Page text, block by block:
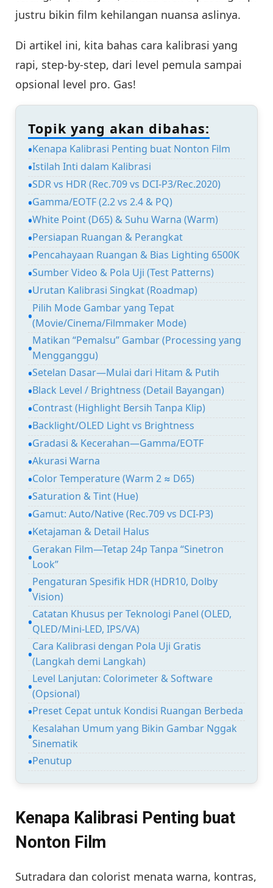
justru bikin film kehilangan nuansa aslinya.
Di artikel ini, kita bahas cara kalibrasi yang
rapi, step-by-step, dari level pemula sampai
opsional level pro. Gas!
Topik yang akan dibahas:
Kenapa Kalibrasi Penting buat Nonton Film
Istilah Inti dalam Kalibrasi
SDR vs HDR (Rec.709 vs DCI-P3/Rec.2020)
Gamma/EOTF (2.2 vs 2.4 & PQ)
White Point (D65) & Suhu Warna (Warm)
Persiapan Ruangan & Perangkat
Pencahayaan Ruangan & Bias Lighting 6500K
Sumber Video & Pola Uji (Test Patterns)
Urutan Kalibrasi Singkat (Roadmap)
Pilih Mode Gambar yang Tepat
(Movie/Cinema/Filmmaker Mode)
Matikan “Pemalsu” Gambar (Processing yang
Mengganggu)
Setelan Dasar—Mulai dari Hitam & Putih
Black Level / Brightness (Detail Bayangan)
Contrast (Highlight Bersih Tanpa Klip)
Backlight/OLED Light vs Brightness
Gradasi & Kecerahan—Gamma/EOTF
Akurasi Warna
Color Temperature (Warm 2 ≈ D65)
Saturation & Tint (Hue)
Gamut: Auto/Native (Rec.709 vs DCI-P3)
Ketajaman & Detail Halus
Gerakan Film—Tetap 24p Tanpa “Sinetron
Look”
Pengaturan Spesifik HDR (HDR10, Dolby
Vision)
Catatan Khusus per Teknologi Panel (OLED,
QLED/Mini-LED, IPS/VA)
Cara Kalibrasi dengan Pola Uji Gratis
(Langkah demi Langkah)
Level Lanjutan: Colorimeter & Software
(Opsional)
Preset Cepat untuk Kondisi Ruangan Berbeda
Kesalahan Umum yang Bikin Gambar Nggak
Sinematik
Penutup
Kenapa Kalibrasi Penting buat
Nonton Film
Sutradara dan colorist menata warna, kontras,